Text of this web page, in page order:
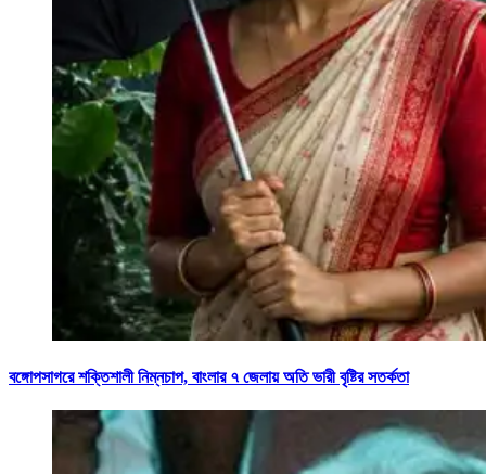
বঙ্গোপসাগরে শক্তিশালী নিম্নচাপ, বাংলার ৭ জেলায় অতি ভারী বৃষ্টির সতর্কতা